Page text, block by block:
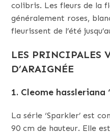
colibris. Les fleurs de la
généralement roses,
fleurissent de l’été
LES PRINCIPALES
D’ARAIGNÉE
1. Cleome hassleriana
La série ‘Sparkler’ est
90 cm de hauteur. Elle